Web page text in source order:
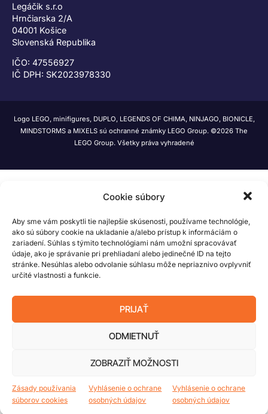
Cookie súbory
Aby sme vám poskytli tie najlepšie skúsenosti, používame technológie,
ako sú súbory cookie na ukladanie a/alebo prístup k informáciám o
zariadení. Súhlas s týmito technológiami nám umožní spracovávať
údaje, ako je správanie pri prehliadaní alebo jedinečné ID na tejto
stránke. Nesúhlas alebo odvolanie súhlasu môže nepriaznivo ovplyvniť
určité vlastnosti a funkcie.
PRIJAŤ
ODMIETNUŤ
ZOBRAZIŤ MOŽNOSTI
Zásady používania
súborov cookies
Vyhlásenie o ochrane
osobných údajov
Vyhlásenie o ochrane
osobných údajov
Legáčik s.r.o
Hrnčiarska 2/A
04001 Košice
Slovenská Republika
IČO: 47556927
IČ DPH: SK2023978330
Logo LEGO, minifigures, DUPLO, LEGENDS OF CHIMA, NINJAGO, BIONICLE,
MINDSTORMS a MIXELS sú ochranné známky LEGO Group. ©2026 The
LEGO Group. Všetky práva vyhradené